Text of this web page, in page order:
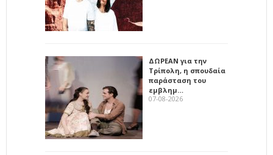
ΔΩΡΕΑΝ για την
Τρίπολη, η σπουδαία
παράσταση του
εμβλημ…
07-08-2026